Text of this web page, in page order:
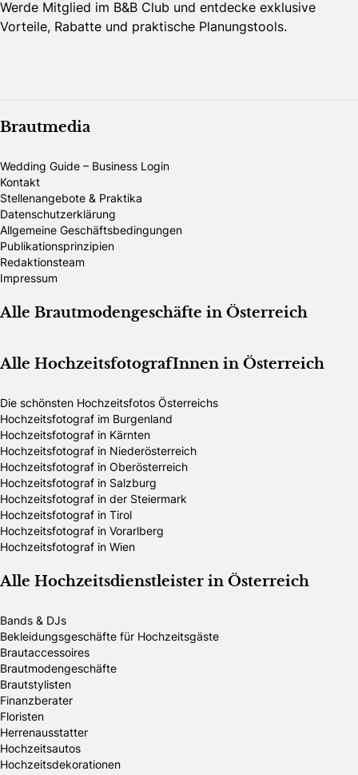
Werde Mitglied im B&B Club und entdecke exklusive
Vorteile, Rabatte und praktische Planungstools.
Brautmedia
Wedding Guide – Business Login
Kontakt
Stellenangebote & Praktika
Datenschutzerklärung
Allgemeine Geschäftsbedingungen
Publikationsprinzipien
Redaktionsteam
Impressum
Alle Brautmodengeschäfte in Österreich
Alle HochzeitsfotografInnen in Österreich
Die schönsten Hochzeitsfotos Österreichs
Hochzeitsfotograf im Burgenland
Hochzeitsfotograf in Kärnten
Hochzeitsfotograf in Niederösterreich
Hochzeitsfotograf in Oberösterreich
Hochzeitsfotograf in Salzburg
Hochzeitsfotograf in der Steiermark
Hochzeitsfotograf in Tirol
Hochzeitsfotograf in Vorarlberg
Hochzeitsfotograf in Wien
Alle Hochzeitsdienstleister in Österreich
Bands & DJs
Bekleidungsgeschäfte für Hochzeitsgäste
Brautaccessoires
Brautmodengeschäfte
Brautstylisten
Finanzberater
Floristen
Herrenausstatter
Hochzeitsautos
Hochzeitsdekorationen